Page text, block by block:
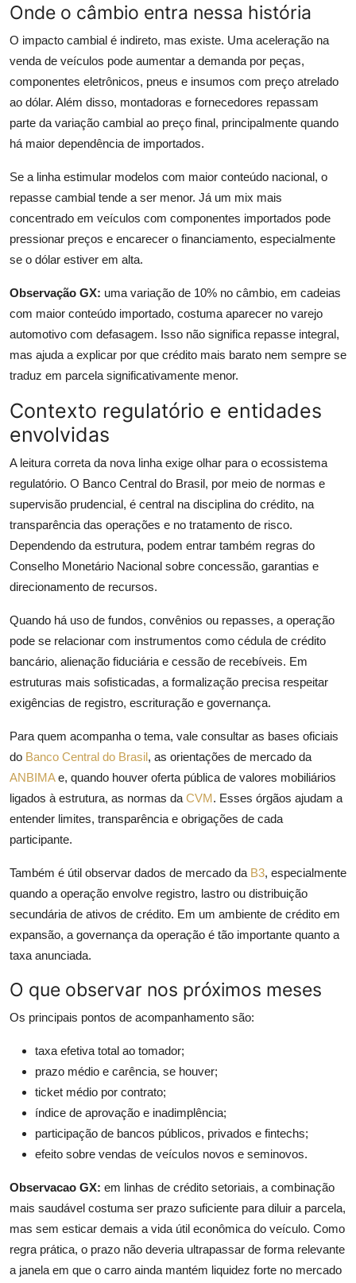
Onde o câmbio entra nessa história
O impacto cambial é indireto, mas existe. Uma aceleração na
venda de veículos pode aumentar a demanda por peças,
componentes eletrônicos, pneus e insumos com preço atrelado
ao dólar. Além disso, montadoras e fornecedores repassam
parte da variação cambial ao preço final, principalmente quando
há maior dependência de importados.
Se a linha estimular modelos com maior conteúdo nacional, o
repasse cambial tende a ser menor. Já um mix mais
concentrado em veículos com componentes importados pode
pressionar preços e encarecer o financiamento, especialmente
se o dólar estiver em alta.
Observação GX: uma variação de 10% no câmbio, em cadeias
com maior conteúdo importado, costuma aparecer no varejo
automotivo com defasagem. Isso não significa repasse integral,
mas ajuda a explicar por que crédito mais barato nem sempre se
traduz em parcela significativamente menor.
Contexto regulatório e entidades
envolvidas
A leitura correta da nova linha exige olhar para o ecossistema
regulatório. O Banco Central do Brasil, por meio de normas e
supervisão prudencial, é central na disciplina do crédito, na
transparência das operações e no tratamento de risco.
Dependendo da estrutura, podem entrar também regras do
Conselho Monetário Nacional sobre concessão, garantias e
direcionamento de recursos.
Quando há uso de fundos, convênios ou repasses, a operação
pode se relacionar com instrumentos como cédula de crédito
bancário, alienação fiduciária e cessão de recebíveis. Em
estruturas mais sofisticadas, a formalização precisa respeitar
exigências de registro, escrituração e governança.
Para quem acompanha o tema, vale consultar as bases oficiais
do Banco Central do Brasil, as orientações de mercado da
ANBIMAe, quando houver oferta pública de valores mobiliários
ligados à estrutura, as normas da CVM. Esses órgãos ajudam a
entender limites, transparência e obrigações de cada
participante.
Também é útil observar dados de mercado da B3, especialmente
quando a operação envolve registro, lastro ou distribuição
secundária de ativos de crédito. Em um ambiente de crédito em
expansão, a governança da operação é tão importante quanto a
taxa anunciada.
O que observar nos próximos meses
Os principais pontos de acompanhamento são:
taxa efetiva total ao tomador;
prazo médio e carência, se houver;
ticket médio por contrato;
índice de aprovação e inadimplência;
participação de bancos públicos, privados e fintechs;
efeito sobre vendas de veículos novos e seminovos.
Observacao GX: em linhas de crédito setoriais, a combinação
mais saudável costuma ser prazo suficiente para diluir a parcela,
mas sem esticar demais a vida útil econômica do veículo. Como
regra prática, o prazo não deveria ultrapassar de forma relevante
a janela em que o carro ainda mantém liquidez forte no mercado